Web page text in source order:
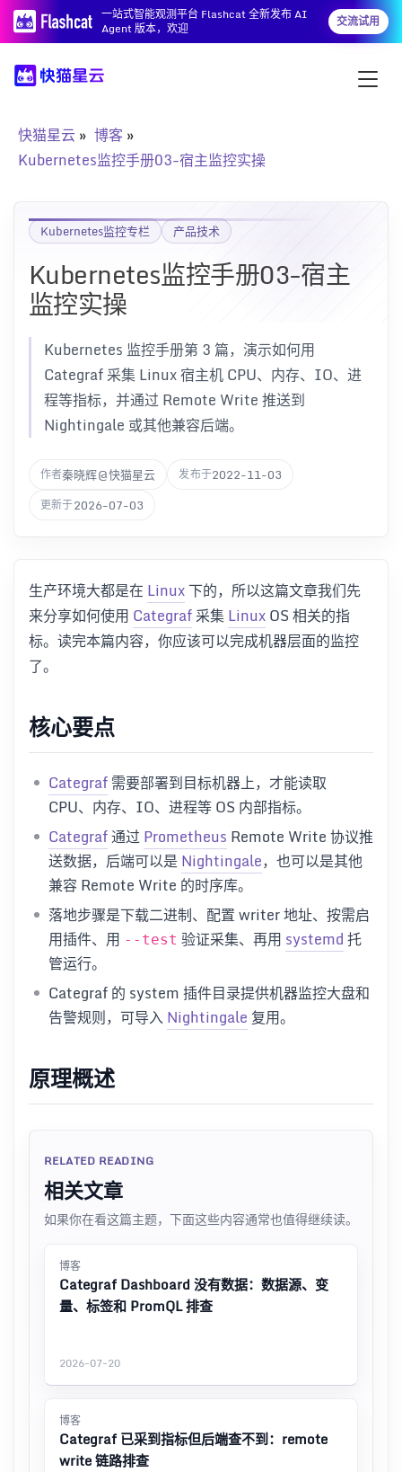
一站式智能观测平台 Flashcat 全新发布 AI
Agent 版本，欢迎
交流试用
快猫星云
博客
Kubernetes监控手册03-宿主监控实操
Kubernetes监控专栏 产品技术
Kubernetes监控手册03-宿主
监控实操
Kubernetes 监控手册第 3 篇，演示如何用
Categraf 采集 Linux 宿主机 CPU、内存、IO、进
程等指标，并通过 Remote Write 推送到
Nightingale 或其他兼容后端。
作者秦晓辉@快猫星云 发布于2022-11-03
更新于2026-07-03
生产环境大都是在 Linux下的，所以这篇文章我们先
来分享如何使用 Categraf采集LinuxOS 相关的指
标。读完本篇内容，你应该可以完成机器层面的监控
了。
核心要点
Categraf需要部署到目标机器上，才能读取
CPU、内存、IO、进程等 OS 内部指标。
Categraf通过Prometheus Remote Write 协议推
送数据，后端可以是Nightingale，也可以是其他
兼容 Remote Write 的时序库。
落地步骤是下载二进制、配置 writer 地址、按需启
用插件、用 --test 验证采集、再用 systemd托
管运行。
Categraf 的 system 插件目录提供机器监控大盘和
告警规则，可导入Nightingale 复用。
原理概述
RELATED READING
相关文章
如果你在看这篇主题，下面这些内容通常也值得继续读。
博客
Categraf Dashboard 没有数据：数据源、变
量、标签和 PromQL 排查
2026-07-20
博客
Categraf 已采到指标但后端查不到：remote
write 链路排查